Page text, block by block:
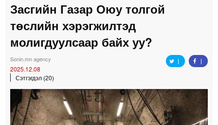
Улс төр, эдийн засаг
Гэмт хэрэг
Нийгэм, соёл
Easy news
Засгийн Газар Оюу толгой
төслийн хэрэгжилтэд
молигдуулсаар байх уу?
Sonin.mn agency
2025.12.08
Сэтгэгдэл (20)